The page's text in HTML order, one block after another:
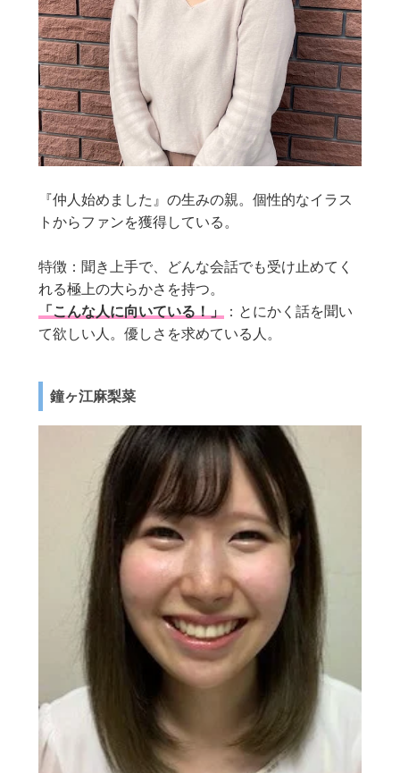
『仲人始めました』の生みの親。個性的なイラス
トからファンを獲得している。
特徴：聞き上手で、どんな会話でも受け止めてく
れる極上の大らかさを持つ。
「こんな人に向いている！」
：とにかく話を聞い
て欲しい人。優しさを求めている人。
鐘ヶ江麻梨菜